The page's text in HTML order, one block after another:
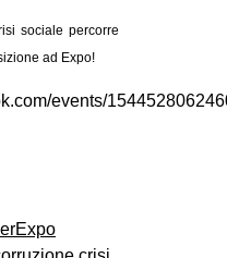
sociale percorre
ad Expo!
events/